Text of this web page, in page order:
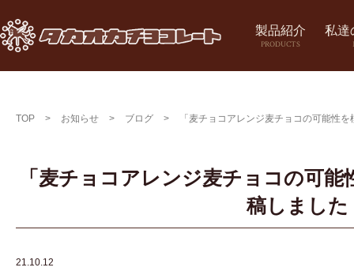
製品紹介
PRODUCTS
私達
TOP > お知らせ > ブログ > 「麦チョコアレンジ麦チョコの可能性
「麦チョコアレンジ麦チョコの可
稿しました
21.10.12